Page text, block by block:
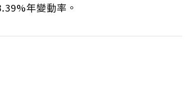
年變動率。